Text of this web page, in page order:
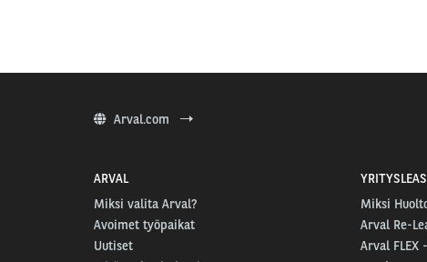
Arval.com
ARVAL
Miksi valita Arval?
Avoimet työpaikat
Uutiset
Miksi
Arval Re-
Arval FLEX